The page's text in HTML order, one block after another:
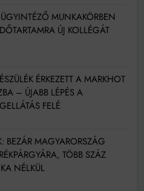
MUNKAKÖRBEN
ÚJ KOLLÉGÁT
ÉRKEZETT A MARKHOT
– ÚJABB LÉPÉS A
FELÉ
BEZÁR MAGYARORSZÁG
TÖBB SZÁZ
NÉLKÜL